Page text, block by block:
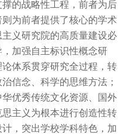
的战略性工程，前者为后
为前者提供了核心的学术
义研究院的高质量建设必
加强自主标识性概念研
体系贯穿研究全过程，转
信念、科学的思维方法；
优秀传统文化资源、国外
主义为根本进行创造性转
，突出学校学科特色，加